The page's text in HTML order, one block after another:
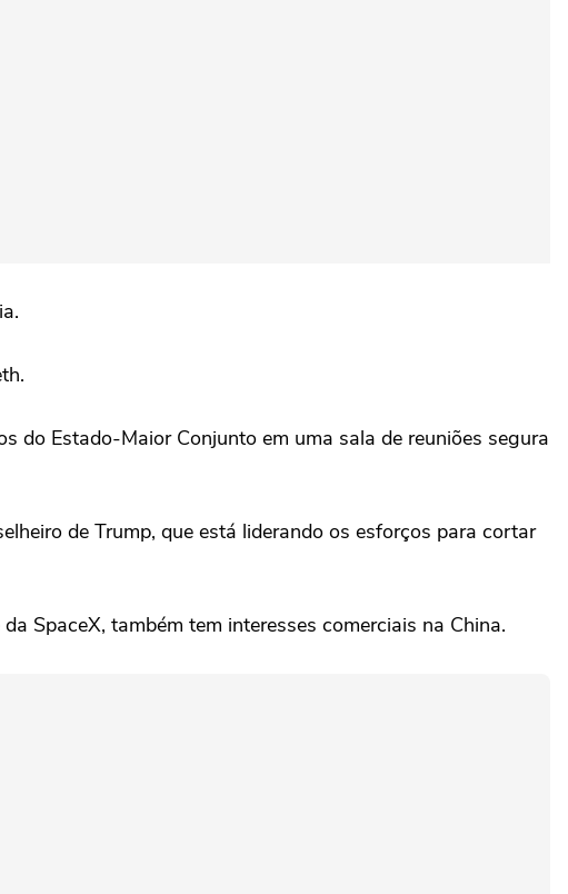
do Estado-Maior Conjunto em uma sala de reuniões segura
de Trump, que está liderando os esforços para cortar
SpaceX, também tem interesses comerciais na China.